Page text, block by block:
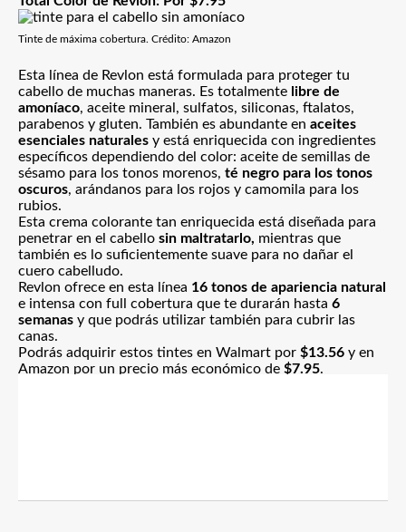
Tinte de máxima cobertura. Crédito: Amazon
Esta línea de Revlon está formulada para proteger tu
cabello de muchas maneras. Es totalmente libre de
amoníaco, aceite mineral, sulfatos, siliconas, ftalatos,
parabenos y gluten. También es abundante en aceites
esenciales naturales y está enriquecida con ingredientes
específicos dependiendo del color: aceite de semillas de
sésamo para los tonos morenos, té negro para los tonos
oscuros, arándanos para los rojos y camomila para los
rubios.
Esta crema colorante tan enriquecida está diseñada para
penetrar en el cabello sin maltratarlo, mientras que
también es lo suficientemente suave para no dañar el
cuero cabelludo.
Revlon ofrece en esta línea 16 tonos de apariencia natural
e intensa con full cobertura que te durarán hasta 6
semanas y que podrás utilizar también para cubrir las
canas.
Podrás adquirir estos tintes en Walmart por $13.56 y en
Amazon por un precio más económico de $7.95.